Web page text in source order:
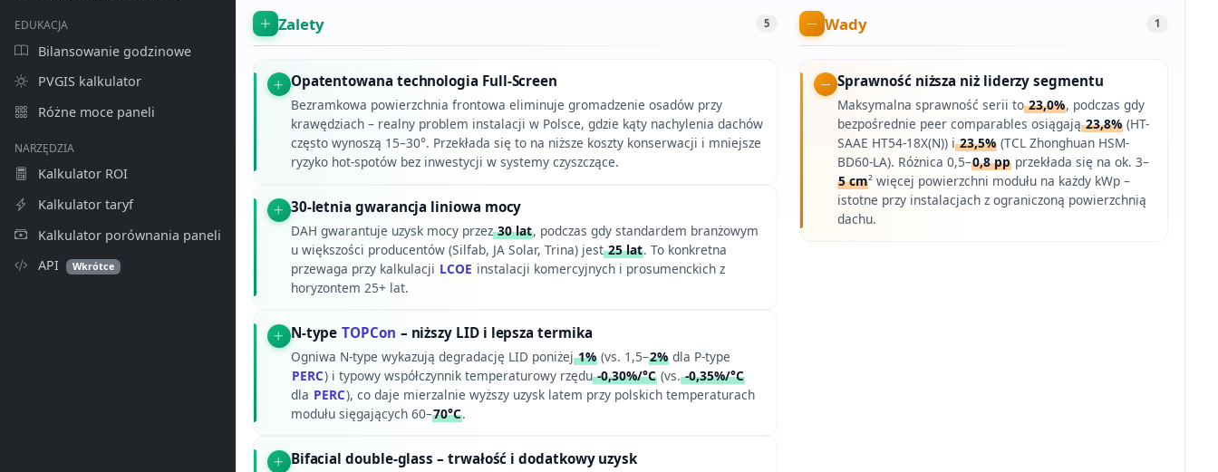
EDUKACJA
Bilansowanie godzinowe
PVGIS kalkulator
Różne moce paneli
NARZĘDZIA
Kalkulator ROI
Kalkulator taryf
Kalkulator porównania paneli
API
Wkrótce
Zalety 5
Opatentowana technologia Full-Screen
Bezramkowa powierzchnia frontowa eliminuje gromadzenie osadów przy
krawędziach – realny problem instalacji w Polsce, gdzie kąty nachylenia dachów
często wynoszą 15–30°. Przekłada się to na niższe koszty konserwacji i mniejsze
ryzyko hot-spotów bez inwestycji w systemy czyszczące.
30-letnia gwarancja liniowa mocy
DAH gwarantuje uzysk mocy przez30 lat, podczas gdy standardem branżowym
u większości producentów (Silfab, JA Solar, Trina) jest25 lat. To konkretna
przewaga przy kalkulacji LCOE instalacji komercyjnych i prosumenckich z
horyzontem 25+ lat.
N-type TOPCon – niższy LID i lepsza termika
Ogniwa N-type wykazują degradację LID poniżej1%(vs. 1,5–2%dla P-type
PERC) i typowy współczynnik temperaturowy rzędu-0,30%/°C(vs.-0,35%/°C
dla PERC), co daje mierzalnie wyższy uzysk latem przy polskich temperaturach
modułu sięgających 60–70°C.
Bifacial double-glass – trwałość i dodatkowy uzysk
Wady 1
Sprawność niższa niż liderzy segmentu
Maksymalna sprawność serii to23,0%, podczas gdy
bezpośrednie peer comparables osiągają23,8% (HT-
SAAE HT54-18X(N)) i23,5% (TCL Zhonghuan HSM-
BD60-LA). Różnica 0,5–0,8 pp przekłada się na ok. 3–
5 cm² więcej powierzchni modułu na każdy kWp –
istotne przy instalacjach z ograniczoną powierzchnią
dachu.